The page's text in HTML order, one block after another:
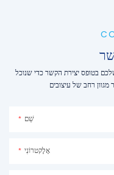
בטופס יצירת הקשר כדי שנוכל
שֵׁם
אֶלֶקטרוֹנִי